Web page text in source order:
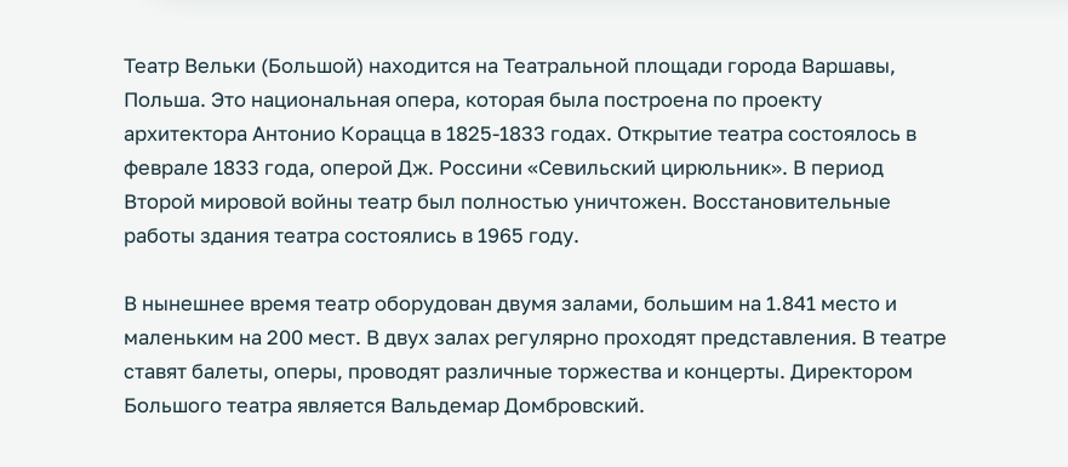
Театр Вельки (Большой) находится на Театральной площади города Варшавы,
Польша. Это национальная опера, которая была построена по проекту
архитектора Антонио Корацца в 1825-1833 годах. Открытие театра состоялось в
феврале 1833 года, оперой Дж. Россини «Севильский цирюльник». В период
Второй мировой войны театр был полностью уничтожен. Восстановительные
работы здания театра состоялись в 1965 году.
В нынешнее время театр оборудован двумя залами, большим на 1.841 место и
маленьким на 200 мест. В двух залах регулярно проходят представления. В театре
ставят балеты, оперы, проводят различные торжества и концерты. Директором
Большого театра является Вальдемар Домбровский.